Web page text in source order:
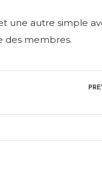
une autre simple
des membres.